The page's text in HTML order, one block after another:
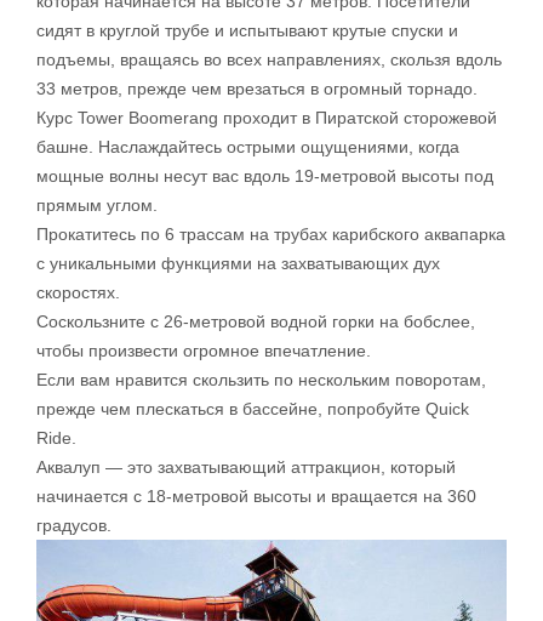
сидят в круглой трубе и испытывают крутые спуски и
подъемы, вращаясь во всех направлениях, скользя вдоль
33 метров, прежде чем врезаться в огромный торнадо.
Курс Tower Boomerang проходит в Пиратской сторожевой
башне. Наслаждайтесь острыми ощущениями, когда
мощные волны несут вас вдоль 19-метровой высоты под
прямым углом.
Прокатитесь по 6 трассам на трубах карибского аквапарка
с уникальными функциями на захватывающих дух
скоростях.
Соскользните с 26-метровой водной горки на бобслее,
чтобы произвести огромное впечатление.
Если вам нравится скользить по нескольким поворотам,
прежде чем плескаться в бассейне, попробуйте Quick
Ride.
Аквалуп — это захватывающий аттракцион, который
начинается с 18-метровой высоты и вращается на 360
градусов.